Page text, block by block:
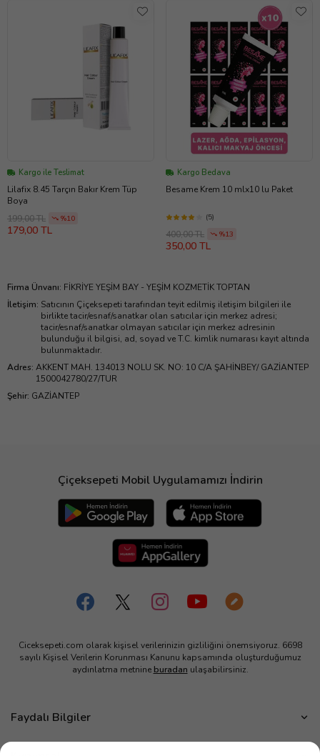
Kargo ile Teslimat
Lilafix 8.45 Tarçın Bakır Krem Tüp
Boya
199,00 TL
%10
179,00 TL
Kargo Bedava
Besame Krem 10 mlx10 lu Paket
(5)
400,00 TL %13
350,00 TL
Firma Ünvanı: FİKRİYE YEŞİM BAY - YEŞİM KOZMETİK TOPTAN
İletişim: Satıcının Çiçeksepeti tarafından teyit edilmiş iletişim bilgileri ile
birlikte tacir/esnaf/sanatkar olan satıcılar için merkez adresi;
tacir/esnaf/sanatkar olmayan satıcılar için merkez adresinin
bulunduğu il bilgisi, ad, soyad ve T.C. kimlik numarası kayıt altında
bulunmaktadır.
Adres: AKKENT MAH. 134013 NOLU SK. NO: 10 C/A ŞAHİNBEY/ GAZİANTEP
1500042780/27/TUR
Şehir: GAZİANTEP
Çiçeksepeti Mobil Uygulamamızı İndirin
Ciceksepeti.com olarak kişisel verilerinizin gizliliğini önemsiyoruz. 6698
sayılı Kişisel Verilerin Korunması Kanunu kapsamında oluşturduğumuz
aydınlatma metnine buradan ulaşabilirsiniz.
Faydalı Bilgiler
Çiçek Bakımı